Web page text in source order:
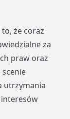
że coraz
za
praw oraz
utrzymania